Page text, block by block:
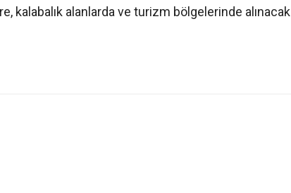
kalabalık alanlarda ve turizm bölgelerinde alınacak